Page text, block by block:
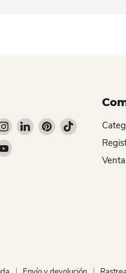
en Correo electrónico
en Facebook
Encuéntrenos en Instagram
Encuéntrenos en
Encuéntrenos en
en X
en WhatsApp
Encuéntrenos en YouTube
Venta